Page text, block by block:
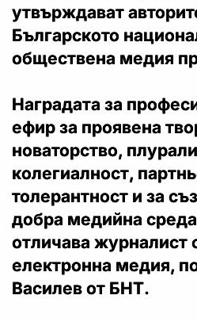
утвърждават
Българското
обществена медия
Наградата за
ефир за проявена
новаторство,
колегиалност,
толерантност и за
добра медийна
отличава журналист
електронна медия,
Василев от БНТ.